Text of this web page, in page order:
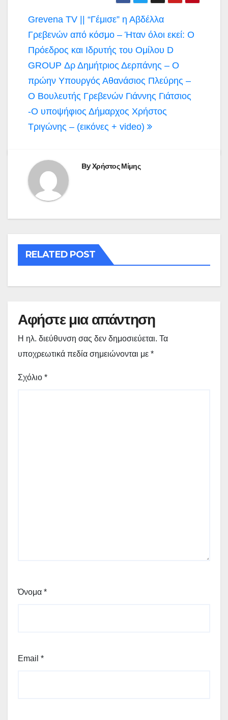
Πλοήγηση
άρθρων
Grevena TV || “Γέμισε” η Αβδέλλα
Γρεβενών από κόσμο – Ήταν όλοι εκεί: O
Πρόεδρος και Ιδρυτής του Ομίλου D
GROUP Δρ Δημήτριος Δερπάνης – Ο
πρώην Υπουργός Αθανάσιος Πλεύρης –
Ο Βουλευτής Γρεβενών Γιάννης Γιάτσιος
-Ο υποψήφιος Δήμαρχος Χρήστος
Τριγώνης – (εικόνες + video)
ByΧρήστος Μίμης
RELATED POST
Αφήστε μια απάντηση
Η ηλ. διεύθυνση σας δεν δημοσιεύεται. Τα
υποχρεωτικά πεδία σημειώνονται με *
Σχόλιο *
Όνομα *
Email *